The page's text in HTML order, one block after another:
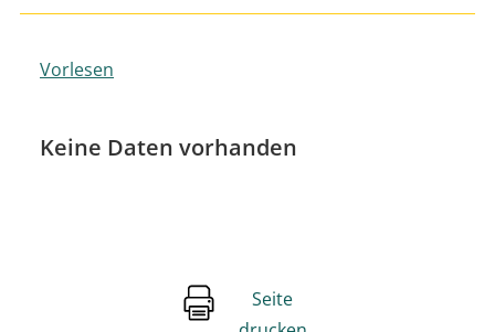
Vorlesen
Keine Daten vorhanden
Seite